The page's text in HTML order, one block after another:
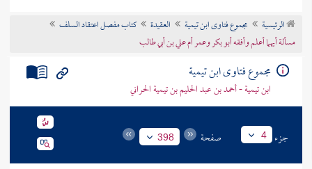
تراجم الأعلام
الرئيسية مجموع فتاوى ابن تيمية العقيدة
كتاب مفصل اعتقاد السلف
مسألة أيهما أعلم وأفقه أبو بكر وعمر أم علي بن أبي طالب
مجموع فتاوى ابن تيمية
ابن تيمية - أحمد بن عبد الحليم بن تيمية الحراني
جزء 4 صفحة 398